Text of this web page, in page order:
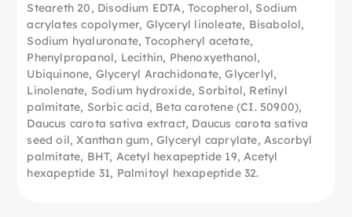
Steareth 20, Disodium EDTA, Tocopherol, Sodium
acrylates copolymer, Glyceryl linoleate, Bisabolol,
Sodium hyaluronate, Tocopheryl acetate,
Phenylpropanol, Lecithin, Phenoxyethanol,
Ubiquinone, Glyceryl Arachidonate, Glycerlyl,
Linolenate, Sodium hydroxide, Sorbitol, Retinyl
palmitate, Sorbic acid, Beta carotene (CI. 50900),
Daucus carota sativa extract, Daucus carota sativa
seed oil, Xanthan gum, Glyceryl caprylate, Ascorbyl
palmitate, BHT, Acetyl hexapeptide 19, Acetyl
hexapeptide 31, Palmitoyl hexapeptide 32.